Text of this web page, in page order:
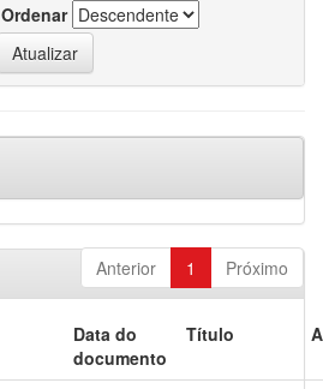
Ordenar
Anterior 1 Próximo
Data do
documento
Título